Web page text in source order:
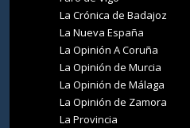
La Crónica de Badajoz
La Nueva España
La Opinión A Coruña
La Opinión de Murcia
La Opinión de Málaga
La Opinión de Zamora
La Provincia